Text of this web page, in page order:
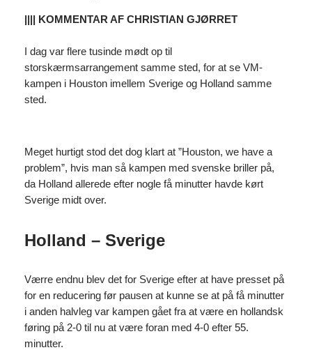
|||| KOMMENTAR AF CHRISTIAN GJØRRET
I dag var flere tusinde mødt op til
storskærmsarrangement samme sted, for at se VM-
kampen i Houston imellem Sverige og Holland samme
sted.
Meget hurtigt stod det dog klart at ”Houston, we have a
problem”, hvis man så kampen med svenske briller på,
da Holland allerede efter nogle få minutter havde kørt
Sverige midt over.
Holland – Sverige
Værre endnu blev det for Sverige efter at have presset på
for en reducering før pausen at kunne se at på få minutter
i anden halvleg var kampen gået fra at være en hollandsk
føring på 2-0 til nu at være foran med 4-0 efter 55.
minutter.